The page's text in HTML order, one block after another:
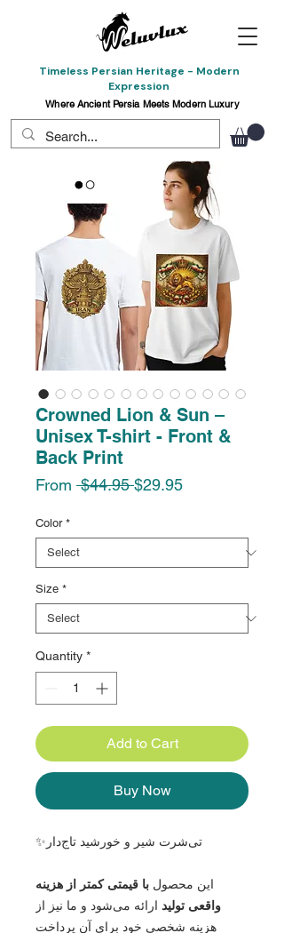
Timeless Persian Heritage - Modern
Expression
Where Ancient Persia Meets Modern Luxury
Crowned Lion & Sun –
Unisex T-shirt - Front &
Back Print
From $44.95 Regular
$29.95Sale
Color *
Size *
Quantity *
Add to Cart
Buy Now
✨تی‌شرت شیر و خورشید تاج‌دار
این محصول با قیمتی کمتر از هزینه
واقعی تولید ارائه می‌شود و ما نیز از
هزینه شخصی خود برای آن پرداخت